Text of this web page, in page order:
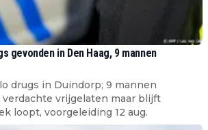
gevonden in Den Haag, 9 mannen
drugs in Duindorp; 9 mannen
verdachte vrijgelaten maar blijft
loopt, voorgeleiding 12 aug.